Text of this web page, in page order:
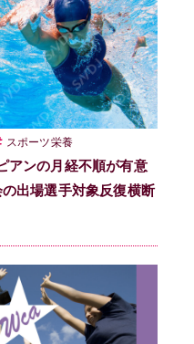
スポーツ栄養
アンの月経不順が有意
出場選手対象反復横断